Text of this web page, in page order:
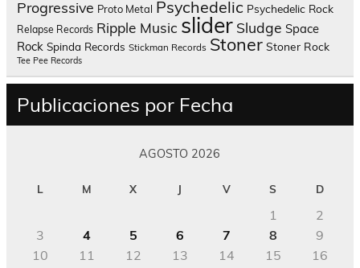
Progressive Proto Metal Psychedelic Psychedelic Rock
Relapse Records Ripple Music slider Sludge Space
Rock Spinda Records Stickman Records Stoner Stoner Rock
Tee Pee Records
Publicaciones por Fecha
AGOSTO 2026
L M X J V S D
1
2
3
4 5 6 7 8
9
10
11 12 13 14 15
16